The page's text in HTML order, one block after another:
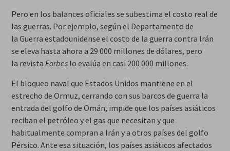
Pero en los balances oficiales se subestima el costo real de
las guerras. Por ejemplo, según el Departamento de
la Guerra estadounidense el costo de la guerra contra Irán
se eleva hasta ahora a 29 000 millones de dólares, pero
la revista Forbeslo evalúa en casi 200 000 millones.
El bloqueo naval que Estados Unidos mantiene en el
estrecho de Ormuz, cerrando con sus barcos de guerra la
entrada del golfo de Omán, impide que los países asiáticos
reciban el petróleo y el gas que necesitan y que
habitualmente compran a Irán y a otros países del golfo
Pérsico. Ante esa situación, los países asiáticos afectados